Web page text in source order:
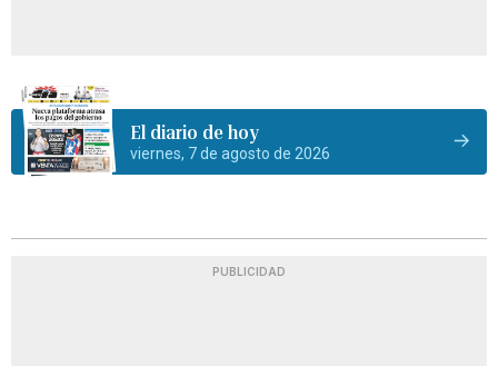
El diario de hoy
viernes, 7 de agosto de 2026
PUBLICIDAD